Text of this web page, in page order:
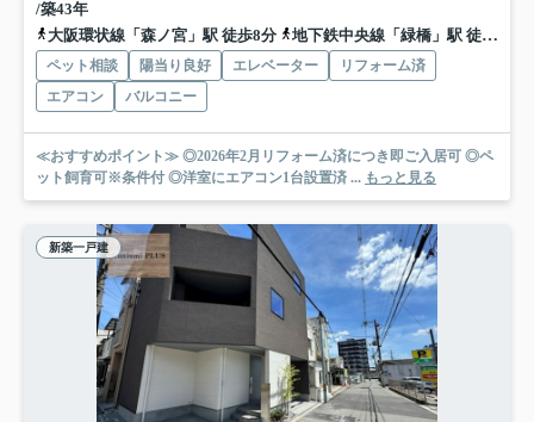
/築43年
大阪環状線「森ノ宮」駅 徒歩8分
地下鉄中央線「緑橋」駅 徒歩11分
ペット相談 陽当り良好 エレベーター
リフォーム済
エアコン
バルコニー
≪おすすめポイント≫ ◎2026年2月リフォーム済につき即ご入居可 ◎ペ
ット飼育可※条件付 ◎洋室にエアコン1台設置済 ... もっと見る
新築一戸建